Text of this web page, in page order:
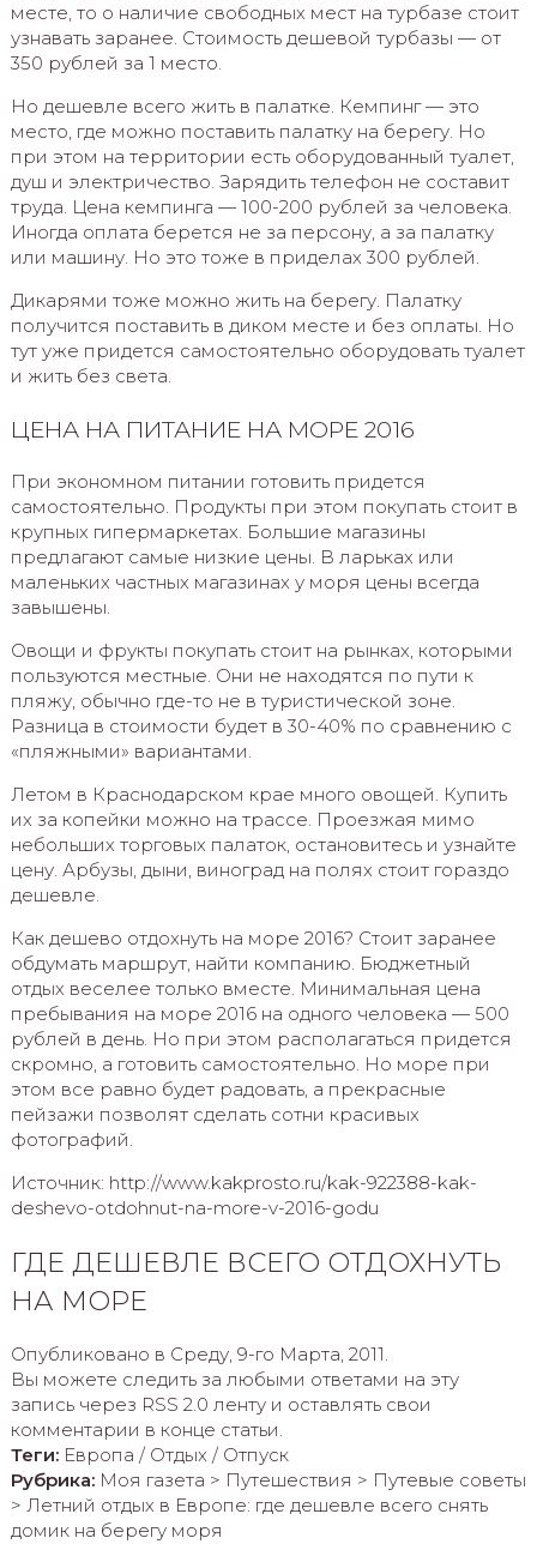
месте, то о наличие свободных мест на турбазе стоит
узнавать заранее. Стоимость дешевой турбазы — от
350 рублей за 1 место.
Но дешевле всего жить в палатке. Кемпинг — это
место, где можно поставить палатку на берегу. Но
при этом на территории есть оборудованный туалет,
душ и электричество. Зарядить телефон не составит
труда. Цена кемпинга — 100-200 рублей за человека.
Иногда оплата берется не за персону, а за палатку
или машину. Но это тоже в приделах 300 рублей.
Дикарями тоже можно жить на берегу. Палатку
получится поставить в диком месте и без оплаты. Но
тут уже придется самостоятельно оборудовать туалет
и жить без света.
ЦЕНА НА ПИТАНИЕ НА МОРЕ 2016
При экономном питании готовить придется
самостоятельно. Продукты при этом покупать стоит в
крупных гипермаркетах. Большие магазины
предлагают самые низкие цены. В ларьках или
маленьких частных магазинах у моря цены всегда
завышены.
Овощи и фрукты покупать стоит на рынках, которыми
пользуются местные. Они не находятся по пути к
пляжу, обычно где-то не в туристической зоне.
Разница в стоимости будет в 30-40% по сравнению с
«пляжными» вариантами.
Летом в Краснодарском крае много овощей. Купить
их за копейки можно на трассе. Проезжая мимо
небольших торговых палаток, остановитесь и узнайте
цену. Арбузы, дыни, виноград на полях стоит гораздо
дешевле.
Как дешево отдохнуть на море 2016? Стоит заранее
обдумать маршрут, найти компанию. Бюджетный
отдых веселее только вместе. Минимальная цена
пребывания на море 2016 на одного человека — 500
рублей в день. Но при этом располагаться придется
скромно, а готовить самостоятельно. Но море при
этом все равно будет радовать, а прекрасные
пейзажи позволят сделать сотни красивых
фотографий.
Источник: http://www.kakprosto.ru/kak-922388-kak-
deshevo-otdohnut-na-more-v-2016-godu
ГДЕ ДЕШЕВЛЕ ВСЕГО ОТДОХНУТЬ
НА МОРЕ
Опубликовано в Среду, 9-го Марта, 2011.
Вы можете следить за любыми ответами на эту
запись через RSS 2.0 ленту и оставлять свои
комментарии в конце статьи.
Теги:Европа / Отдых / Отпуск
Рубрика:Моя газета > Путешествия > Путевые советы
> Летний отдых в Европе: где дешевле всего снять
домик на берегу моря